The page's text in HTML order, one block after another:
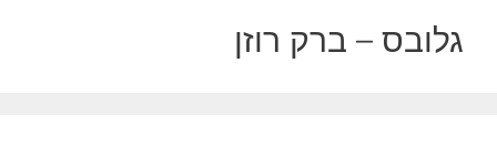
גלובס – ברק רוזן